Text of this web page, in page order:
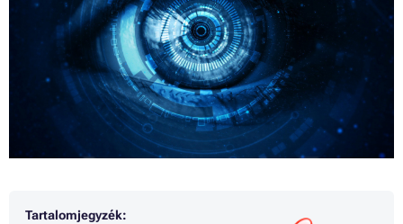
Tartalomjegyzék: